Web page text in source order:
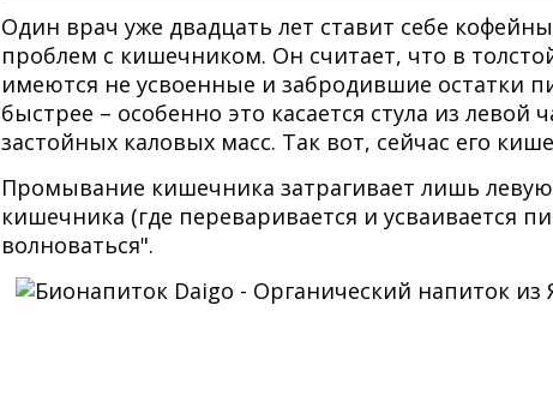
Один врач уже двадцать лет ставит себе
проблем с кишечником. Он считает, что в
имеются не усвоенные и забродившие остатки
быстрее – особенно это касается стула из левой
застойных каловых масс. Так вот, сейчас его
Промывание кишечника затрагивает лишь
кишечника (где переваривается и усваивается
волноваться".